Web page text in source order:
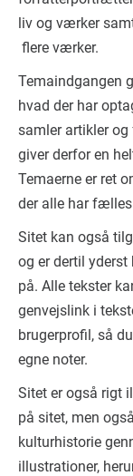
liv og værker
flere værker.
Temaindgangen
hvad der har
samler artikler
giver derfor en
Temaerne er ret
der alle har
Sitet kan også
og er dertil
på. Alle tekster
genvejslink i
brugerprofil, så
egne noter.
Sitet er også rigt
på sitet, men
kulturhistorie
illustrationer,